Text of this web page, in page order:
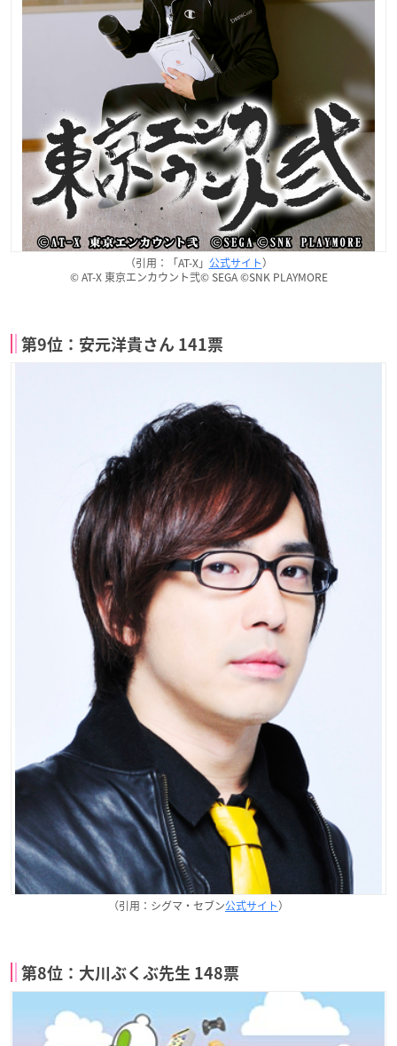
（引用：「AT-X」 公式サイト）
© AT-X 東京エンカウント弐© SEGA ©SNK PLAYMORE
第9位：安元洋貴さん 141票
（引用：シグマ・セブン公式サイト）
第8位：大川ぶくぶ先生 148票